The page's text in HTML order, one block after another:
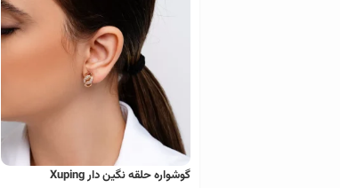
گوشواره حلقه نگین دار Xuping